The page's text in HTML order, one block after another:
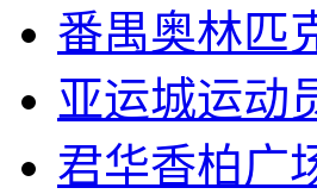
番禺奥林匹
亚运城运动
君华香柏广